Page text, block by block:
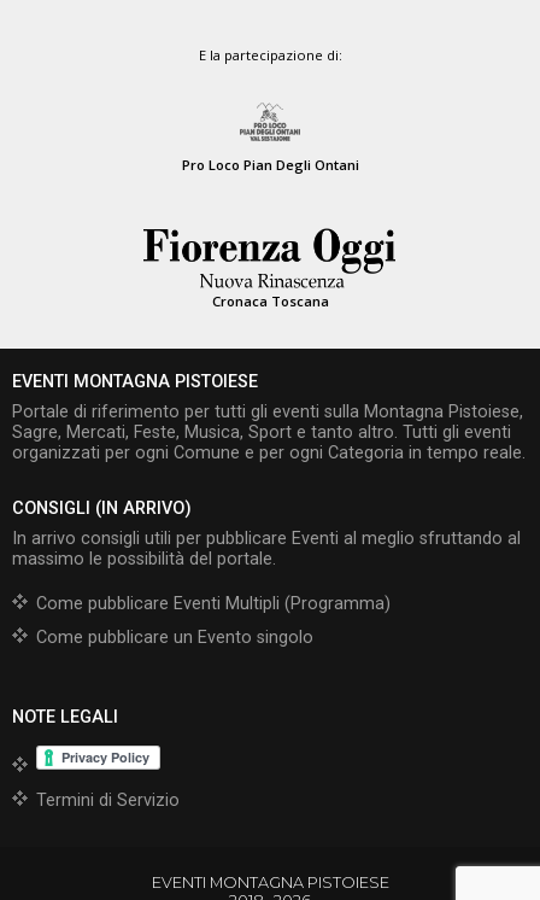
E la partecipazione di:
Pro Loco Pian Degli Ontani
Cronaca Toscana
EVENTI MONTAGNA PISTOIESE
Portale di riferimento per tutti gli eventi sulla Montagna Pistoiese,
Sagre, Mercati, Feste, Musica, Sport e tanto altro. Tutti gli eventi
organizzati per ogni Comune e per ogni Categoria in tempo reale.
CONSIGLI (IN ARRIVO)
In arrivo consigli utili per pubblicare Eventi al meglio sfruttando al
massimo le possibilità del portale.
Come pubblicare Eventi Multipli (Programma)
Come pubblicare un Evento singolo
NOTE LEGALI
Termini di Servizio
EVENTI MONTAGNA PISTOIESE